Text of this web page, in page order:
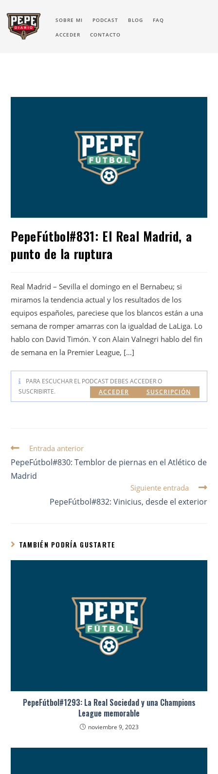
SOBRE MI PODCAST BLOG FAQ
ACCEDER CONTACTO
PepeFútbol#831: El Real Madrid, a
punto de la ruptura
Real Madrid – Sevilla el domingo en el Bernabeu; si
miramos la tendencia actual y los resultados de los
equipos españoles, pareciese que los blancos están a una
semana de romper amarras con la igualdad de LaLiga. Lo
hablo con David Timón. Y con Alain Valnegri hablo del fin
de semana en la Premier League, […]
PARA ESCUCHAR EL PODCAST DEBES ACCEDER O
SUSCRIBIRTE.
SUSCRIPCIÓN
ACCEDER
Entrada anterior
PepeFútbol#830: Temblor de piernas en el Atlético de
Madrid
Siguiente entrada
PepeFútbol#832: Vinicius, desde el exterior
TAMBIÉN PODRÍA GUSTARTE
PepeFútbol#1293: La Real Sociedad y una Champions
League memorable
noviembre 9, 2023